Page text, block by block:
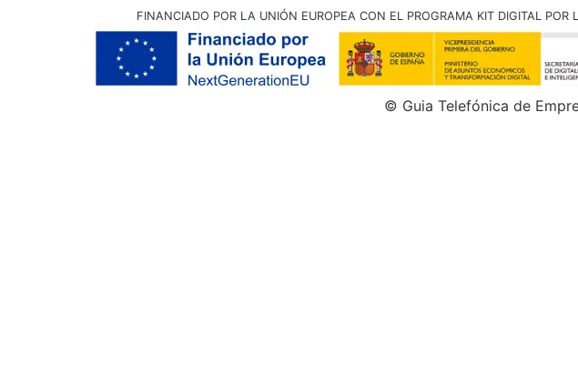
FINANCIADO POR LA UNIÓN EUROPEA CON EL PROGRAMA KIT DIGITAL
© Guia Telefónica de